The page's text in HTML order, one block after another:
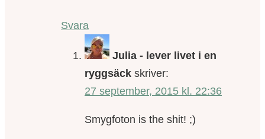
Svara
Julia - lever livet i en
ryggsäck skriver:
27 september, 2015 kl. 22:36
Smygfoton is the shit! ;)